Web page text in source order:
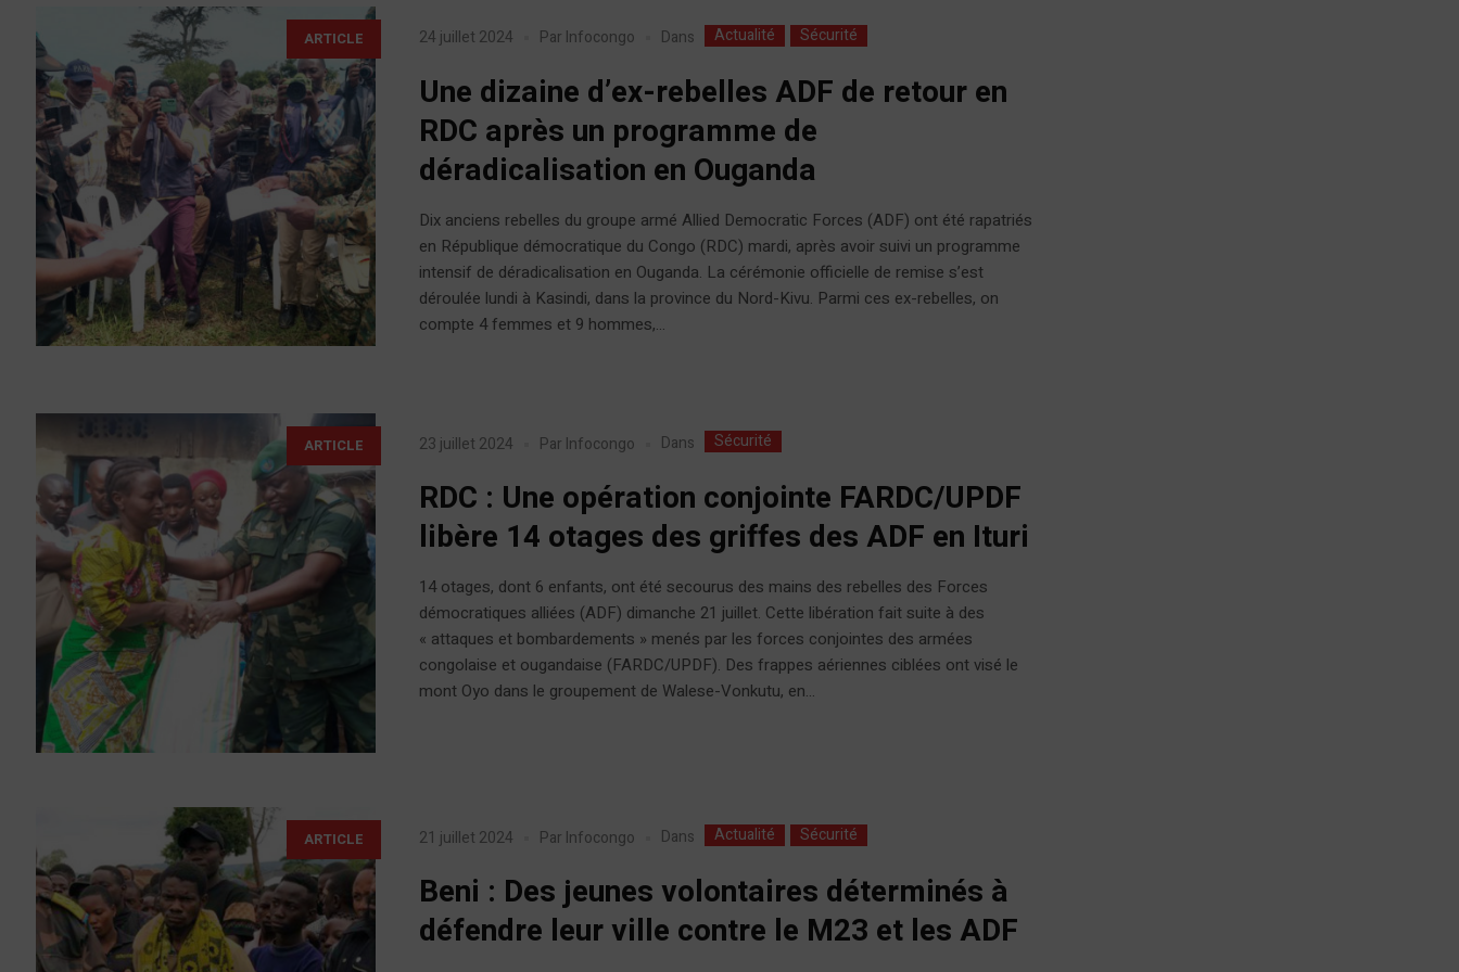
ARTICLE 24 juillet 2024 Par Infocongo Dans Actualité Sécurité
Une dizaine d’ex-rebelles ADF de retour en
RDC après un programme de
déradicalisation en Ouganda
Dix anciens rebelles du groupe armé Allied Democratic Forces (ADF) ont été rapatriés
en République démocratique du Congo (RDC) mardi, après avoir suivi un programme
intensif de déradicalisation en Ouganda. La cérémonie officielle de remise s’est
déroulée lundi à Kasindi, dans la province du Nord-Kivu. Parmi ces ex-rebelles, on
compte 4 femmes et 9 hommes,...
ARTICLE 23 juillet 2024 Par Infocongo Dans Sécurité
RDC : Une opération conjointe FARDC/UPDF
libère 14 otages des griffes des ADF en Ituri
14 otages, dont 6 enfants, ont été secourus des mains des rebelles des Forces
démocratiques alliées (ADF) dimanche 21 juillet. Cette libération fait suite à des
« attaques et bombardements » menés par les forces conjointes des armées
congolaise et ougandaise (FARDC/UPDF). Des frappes aériennes ciblées ont visé le
mont Oyo dans le groupement de Walese-Vonkutu, en...
ARTICLE 21 juillet 2024 Par Infocongo Dans Actualité Sécurité
Beni : Des jeunes volontaires déterminés à
défendre leur ville contre le M23 et les ADF